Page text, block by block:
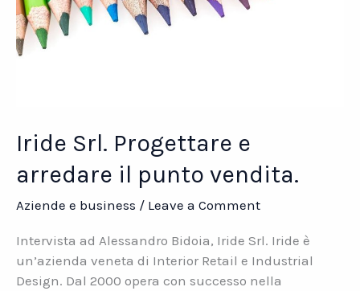
Iride Srl. Progettare e
arredare il punto vendita.
Aziende e business / Leave a Comment
Intervista ad Alessandro Bidoia, Iride Srl. Iride è
un’azienda veneta di Interior Retail e Industrial
Design. Dal 2000 opera con successo nella